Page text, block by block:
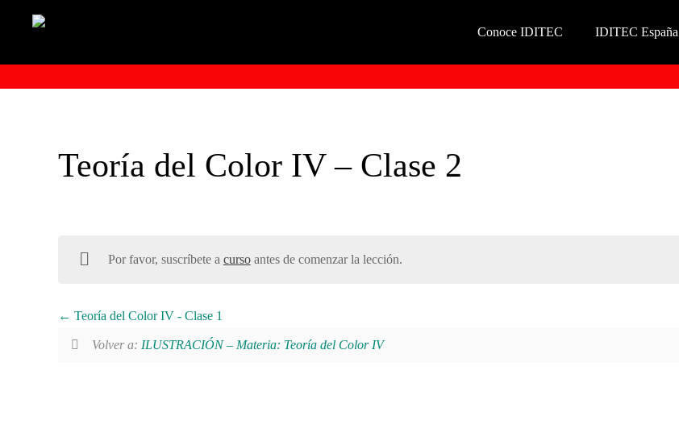
Conoce IDITEC IDITEC España
Teoría del Color IV – Clase 2
Por favor, suscríbete a cursoantes de comenzar la lección.
Teoría del Color IV - Clase 1
Volver a: ILUSTRACIÓN – Materia: Teoría del Color IV